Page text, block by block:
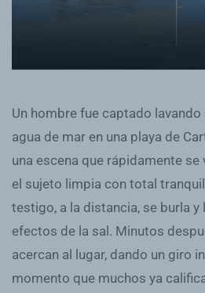
Un hombre fue captado
agua de mar en una playa de
una escena que rápidamente se
el sujeto limpia con total
testigo, a la distancia, se burla
efectos de la sal. Minutos
acercan al lugar, dando un giro
momento que muchos ya